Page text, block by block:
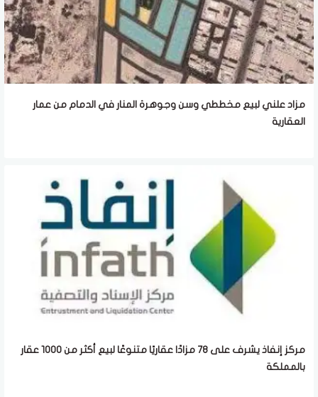
مزاد علني لبيع مخططي وسن وجوهرة المنار في الدمام من عمار
العقارية
مركز إنفاذ يشرف على 78 مزادًا عقاريًا متنوعًا لبيع أكثر من 1000 عقار
بالمملكة